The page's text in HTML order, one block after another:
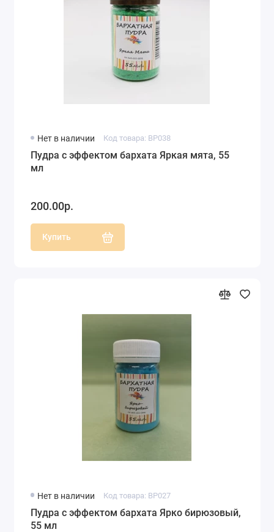
Нет в наличии Код товара: BP038
Пудра с эффектом бархата Яркая мята, 55
мл
200.00р.
Купить
Нет в наличии Код товара: BP027
Пудра с эффектом бархата Ярко бирюзовый,
55 мл